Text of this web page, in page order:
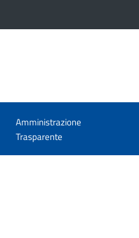
Amministrazione
Trasparente